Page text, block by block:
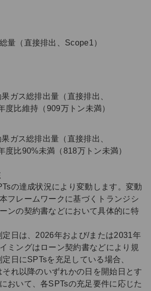
量（直接排出、Scope1）
ガス総排出量（直接排出、
度比維持（909万トン未満）
ガス総排出量（直接排出、
度比90%未満（818万トン未満）
の達成状況により変動します。変動
フレームワークに基づくトランジシ
ンの契約書などにおいて具体的に特
定日は、2026年および/または2031年
ミングはローン契約書などにより規
日にSPTsを充足している場合、
れ以降のいずれかの日を開始日とす
おいて、各SPTsの充足要件に応じた